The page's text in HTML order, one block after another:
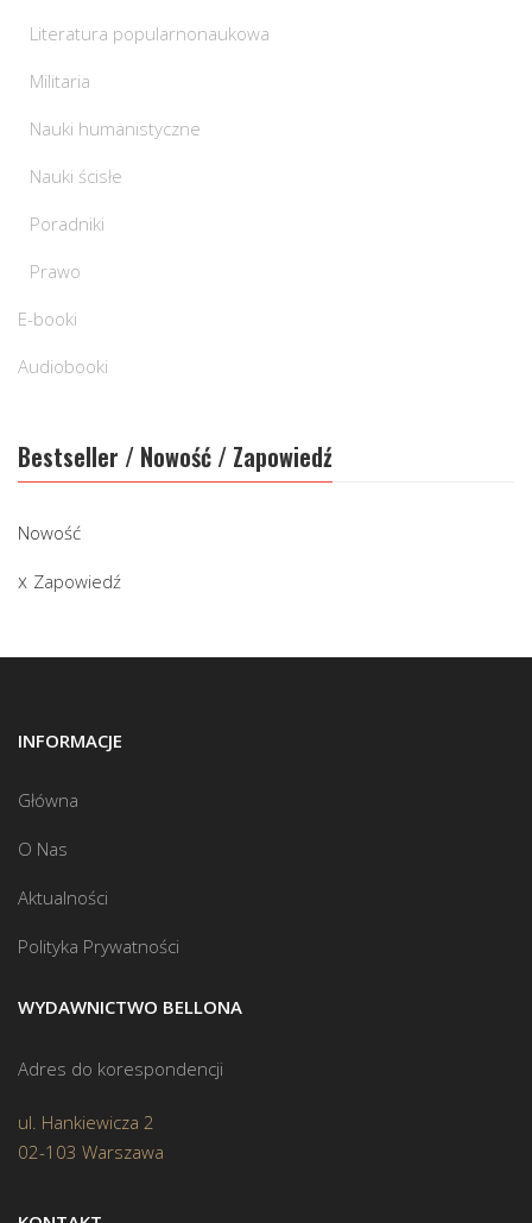
Literatura popularnonaukowa
Militaria
Nauki humanistyczne
Nauki ścisłe
Poradniki
Prawo
E-booki
Audiobooki
Bestseller / Nowość / Zapowiedź
Nowość
Zapowiedź
INFORMACJE
Główna
O Nas
Aktualności
Polityka Prywatności
WYDAWNICTWO BELLONA
Adres do korespondencji
ul. Hankiewicza 2
02-103 Warszawa